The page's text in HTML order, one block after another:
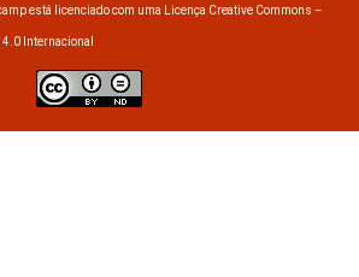
está licenciado com uma Licença Creative Commons –
Internacional